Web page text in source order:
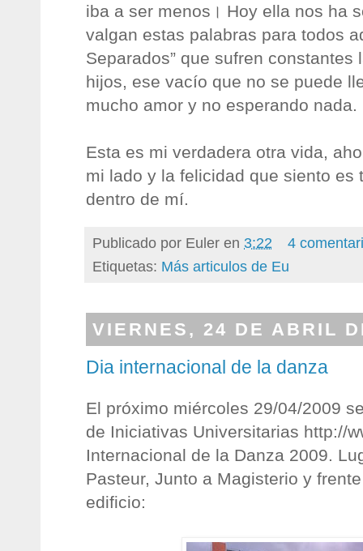
iba a ser menos। Hoy ella nos ha
valgan estas palabras para todos
Separados” que sufren constantes
hijos, ese vacío que no se puede
mucho amor y no esperando nada.
Esta es mi verdadera otra vida,
mi lado y la felicidad que siento es
dentro de mí.
Publicado por Euler en 3:22
4
Etiquetas: Más articulos de Eu
VIERNES, 24 DE ABRIL
Dia internacional de la danza
El próximo miércoles 29/04/2009
de Iniciativas Universitarias http://
Internacional de la Danza 2009.
Pasteur, Junto a Magisterio y
edificio: